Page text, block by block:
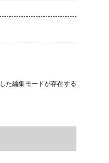
た編集モードが存在する